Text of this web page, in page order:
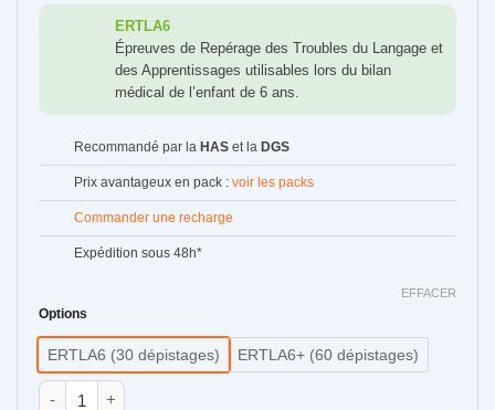
ERTLA6
Épreuves de Repérage des Troubles du Langage et
des Apprentissages utilisables lors du bilan
médical de l’enfant de 6 ans.
Recommandé par laHAS et laDGS
Prix avantageux en pack :voir les packs
Commander une recharge
Expédition sous 48h*
Options
ERTLA6 (30 dépistages) ERTLA6+ (60 dépistages)
EFFACER
quantité de ERTLA6